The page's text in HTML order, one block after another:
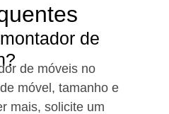
de
de móveis no
móvel, tamanho e
mais, solicite um